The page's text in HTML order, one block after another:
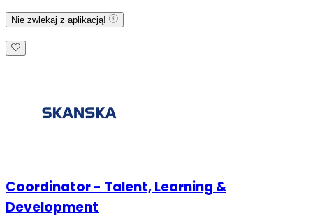
Nie zwlekaj z aplikacją!
Coordinator - Talent, Learning &
Development